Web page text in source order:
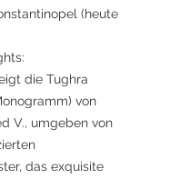
(heute
die Tughra
von
V., umgeben von
das exquisite